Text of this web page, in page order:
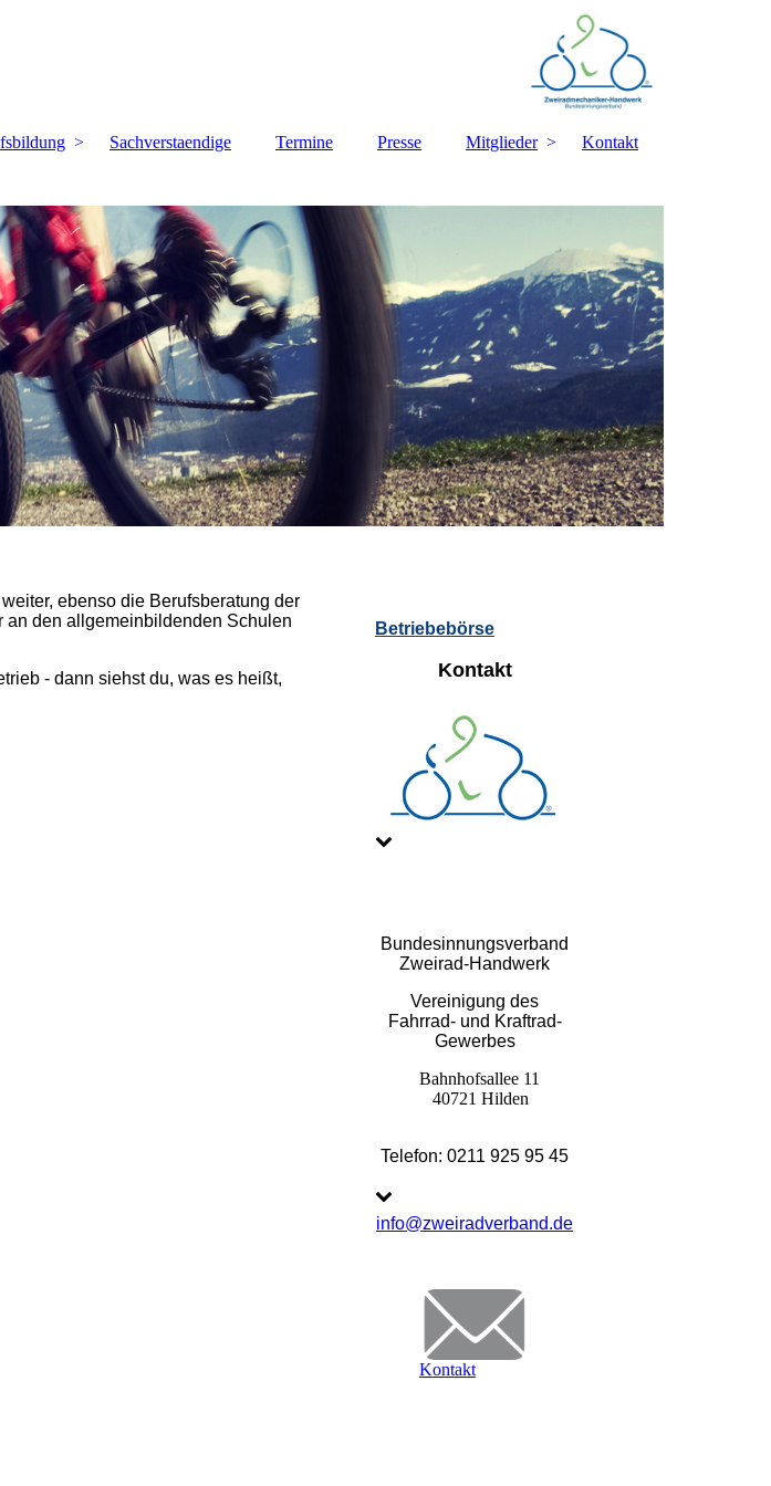
Sachverstaendige Termine Presse Mitglieder Kontakt
ebenso die Berufsberatung der
an den allgemeinbildenden Schulen
- dann siehst du, was es heißt,
Betriebebörse
Kontakt
Bundesinnungsverband
Zweirad-Handwerk
Vereinigung des
Fahrrad- und Kraftrad-
Gewerbes
Bahnhofsallee 11
40721 Hilden
Telefon: 0211 925 95 45
info@zweiradverband.de
Kontakt